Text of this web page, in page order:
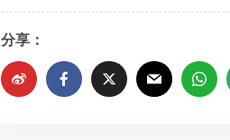
分享：